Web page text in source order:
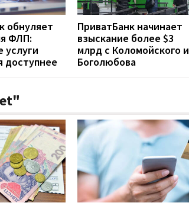
обнуляет
ФЛП:
услуги
доступнее
ПриватБанк начинает
взыскание более $3
млрд с Коломойского и
Боголюбова